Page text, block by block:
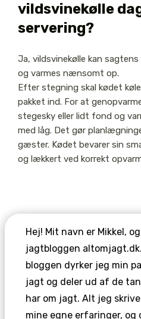
vildsvinekølle
servering?
Ja, vildsvinekølle kan
og varmes nænsomt op.
Efter stegning skal kødet
pakket ind. For at
stegesky eller lidt fond og
med låg. Det gør
gæster. Kødet bevarer sin
og lækkert ved korrekt
Hej! Mit navn er Mikkel,
jagtbloggen
bloggen dyrker jeg min
jagt og deler ud af de
har om jagt. Alt jeg
mine egne erfaringer, og